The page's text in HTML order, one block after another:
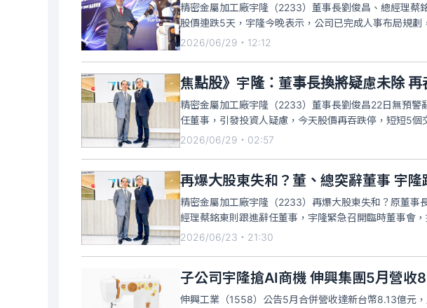
精密金屬加工廠宇隆（2233）董事長劉俊昌、總經理蔡
股價連跌5天，宇隆今晚表示，公司已完成人事布局規劃
織與人事安排，並依公司治理程序辦理相關事宜。宇隆
2026/06/29・12:12
焦點股》宇隆：董事長換將疑慮未除 再
精密金屬加工廠宇隆（2233）董事長劉俊昌22日無預警
任董事，引發投資人疑慮，今天股價再吞跌停，短短5
挫至193元，截至10點35分，成交量達4811張，掛跌停
2026/06/29・02:57
再爆大股東失和？董、總突辭董事 宇隆
精密金屬加工廠宇隆（2233）再爆大股東失和？原董事
經理蔡銘東則跟進辭任董事，宇隆緊急召開臨時董事會
隆新任董事長。臨董會推舉林志誠任新董宇隆共有9席董
2026/06/23・21:30
子公司宇隆搶AI商機 伸興集團5月營收
伸興工業（1558）公告5月合併營收達新台幣8.13億元